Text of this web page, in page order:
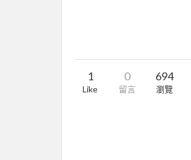
1
Like
0
留言
694
瀏覽